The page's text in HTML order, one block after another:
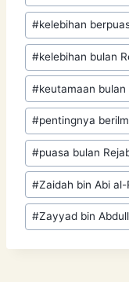
#kelebihan
#kelebihan bulan
#keutamaan bulan
#pentingnya
#puasa bulan
#Zaidah bin Abi al-
#Zayyad bin